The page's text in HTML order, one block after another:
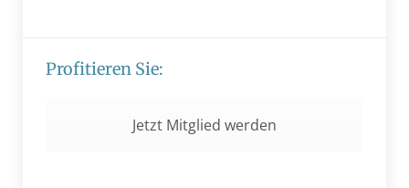
Profitieren Sie:
Jetzt Mitglied werden